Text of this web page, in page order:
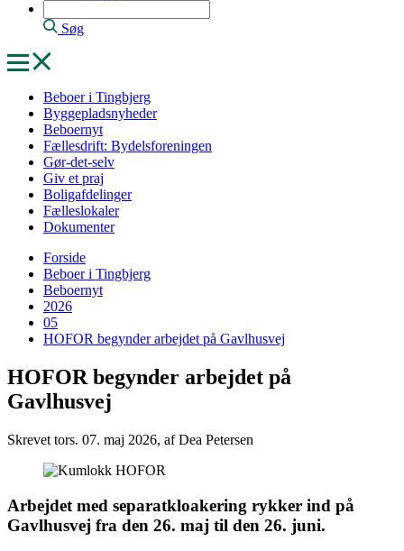
Søg
Beboer i Tingbjerg
Byggepladsnyheder
Beboernyt
Fællesdrift: Bydelsforeningen
Gør-det-selv
Giv et praj
Boligafdelinger
Fælleslokaler
Dokumenter
Forside
Beboer i Tingbjerg
Beboernyt
2026
05
HOFOR begynder arbejdet på Gavlhusvej
HOFOR begynder arbejdet på
Gavlhusvej
Skrevet tors. 07. maj 2026, af Dea Petersen
Arbejdet med separatkloakering rykker ind på
Gavlhusvej fra den 26. maj til den 26. juni.